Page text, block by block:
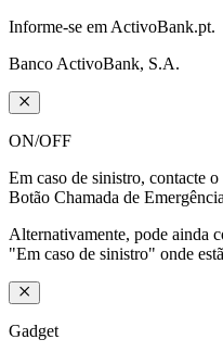
Informe-se em ActivoBank.pt.
Banco ActivoBank, S.A.
ON/OFF
Em caso de sinistro, contacte
Botão Chamada de
Alternativamente, pode ainda
"Em caso de sinistro" onde
Gadget